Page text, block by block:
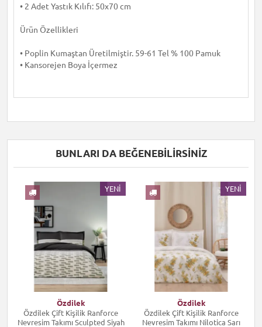
• 2 Adet Yastık Kılıfı: 50x70 cm
Ürün Özellikleri
• Poplin Kumaştan Üretilmiştir. 59-61 Tel % 100 Pamuk
• Kansorejen Boya İçermez
BUNLARI DA BEĞENEBILIRSINIZ
YENI
Özdilek
Özdilek Çift Kişilik Ranforce
Nevresim Takımı Sculpted Siyah
YENI
Özdilek
Özdilek Çift Kişilik Ranforce
Nevresim Takımı Nilotica Sarı